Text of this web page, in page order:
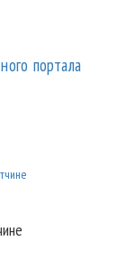
портала